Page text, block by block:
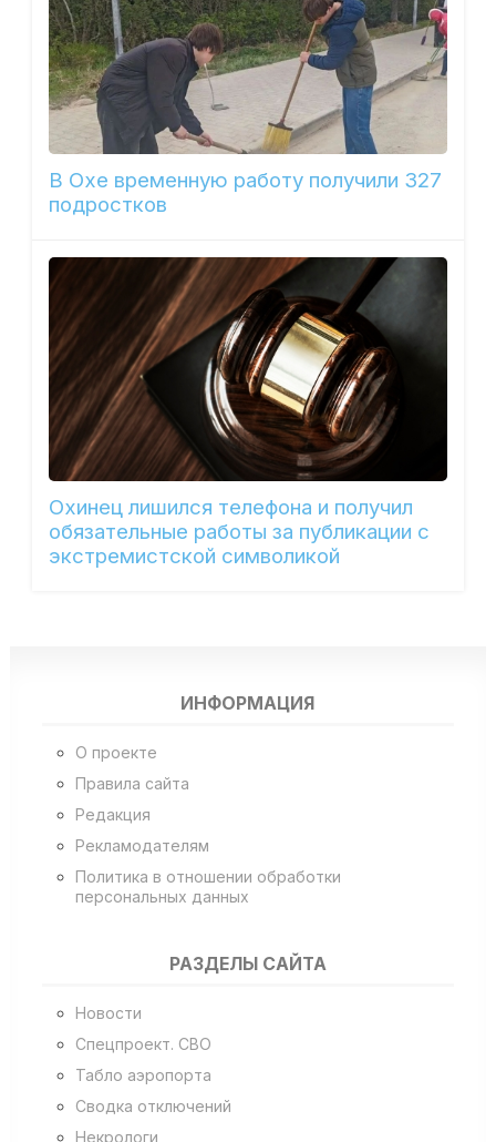
В Охе временную работу получили 327
подростков
Охинец лишился телефона и получил
обязательные работы за публикации с
экстремистской символикой
ИНФОРМАЦИЯ
О проекте
Правила сайта
Редакция
Рекламодателям
Политика в отношении обработки
персональных данных
РАЗДЕЛЫ САЙТА
Новости
Спецпроект. СВО
Табло аэропорта
Сводка отключений
Некрологи